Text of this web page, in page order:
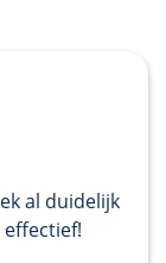
al duidelijk